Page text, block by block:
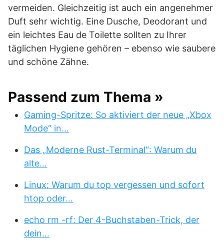
vermeiden. Gleichzeitig ist auch ein angenehmer
Duft sehr wichtig. Eine Dusche, Deodorant und
ein leichtes Eau de Toilette sollten zu Ihrer
täglichen Hygiene gehören – ebenso wie saubere
und schöne Zähne.
Passend zum Thema »
Gaming-Spritze: So aktiviert der neue „Xbox
Mode“ in…
Das „Moderne Rust-Terminal“: Warum du
alte…
Linux: Warum du top vergessen und sofort
htop oder…
echo rm -rf: Der 4-Buchstaben-Trick, der
dein…